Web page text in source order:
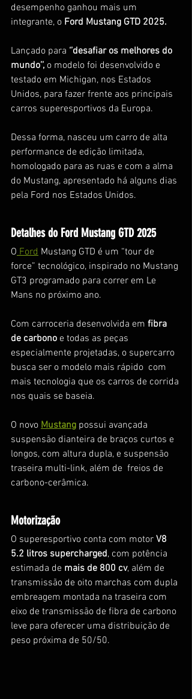
desempenho ganhou mais um
integrante, o Ford Mustang GTD 2025.
Lançado para ‘’desafiar os melhores do
mundo’’, o modelo foi desenvolvido e
testado em Michigan, nos Estados
Unidos, para fazer frente aos principais
carros superesportivos da Europa.
Dessa forma, nasceu um carro de alta
performance de edição limitada,
homologado para as ruas e com a alma
do Mustang, apresentado há alguns dias
pela Ford nos Estados Unidos.
Detalhes do Ford Mustang GTD 2025
O Ford Mustang GTD é um “tour de
force” tecnológico, inspirado no Mustang
GT3 programado para correr em Le
Mans no próximo ano.
Com carroceria desenvolvida em fibra
de carbono e todas as peças
especialmente projetadas, o supercarro
busca ser o modelo mais rápido  com
mais tecnologia que os carros de corrida
nos quais se baseia.
O novo Mustang possui avançada
suspensão dianteira de braços curtos e
longos, com altura dupla, e suspensão
traseira multi-link, além de  freios de
carbono-cerâmica.
Motorização
O superesportivo conta com motor V8
5.2 litros supercharged, com potência
estimada de mais de 800 cv, além de
transmissão de oito marchas com dupla
embreagem montada na traseira com
eixo de transmissão de fibra de carbono
leve para oferecer uma distribuição de
peso próxima de 50/50.